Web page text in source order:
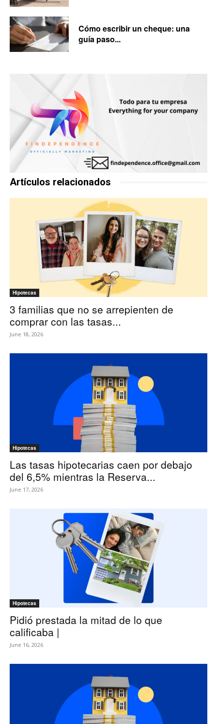
Cómo escribir un cheque: una
guía paso...
Artículos relacionados
Hipotecas
3 familias que no se arrepienten de
comprar con las tasas...
June 18, 2026
Hipotecas
Las tasas hipotecarias caen por debajo
del 6,5% mientras la Reserva...
June 17, 2026
Hipotecas
Pidió prestada la mitad de lo que
calificaba |
June 16, 2026